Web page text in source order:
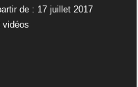
de : 17 juillet 2017
vidéos